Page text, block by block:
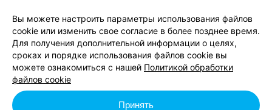
Radio Killers Saturday Party
Вы можете настроить параметры использования файлов
cookie или изменить свое согласие в более позднее время.
Для получения дополнительной информации о целях,
сроках и порядке использования файлов cookie вы
можете ознакомиться с нашей Политикой обработки
файлов cookie
Принять